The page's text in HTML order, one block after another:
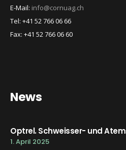
E-Mail: info@cornuag.ch
Tel: +41 52 766 06 66
Fax: +41 52 766 06 60
News
Optrel. Schweisser- und
1. April 2025